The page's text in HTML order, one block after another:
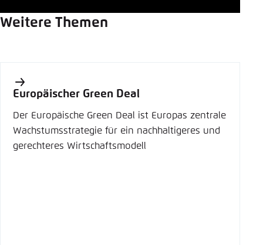
Weitere Themen
Europäischer Green Deal
Der Europäische Green Deal ist Europas zentrale
Wachstumsstrategie für ein nachhaltigeres und
gerechteres Wirtschaftsmodell